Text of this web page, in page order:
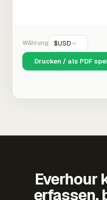
Währung $USD
Drucken / als PDF
Everhour
erfassen,